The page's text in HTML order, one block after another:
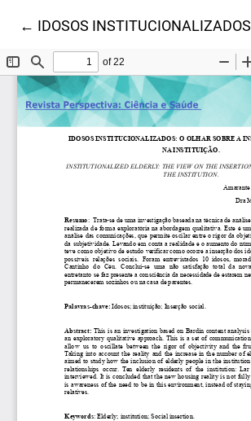
← Voltar aos Detalhes do Artigo
IDOSOS INSTITUCIONALIZADOS